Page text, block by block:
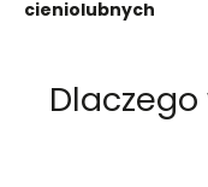
cieniolubnych